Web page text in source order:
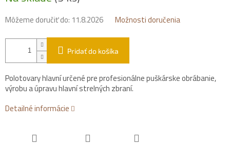
Môžeme doručiť do: 11.8.2026 Možnosti doručenia
Pridať do košíka
Polotovary hlavní určené pre profesionálne puškárske obrábanie,
výrobu a úpravu hlavní strelných zbraní.
Detailné informácie